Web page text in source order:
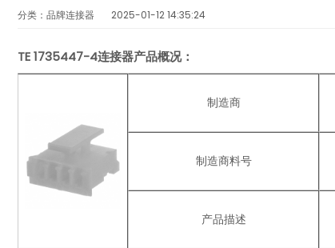
分类：品牌连接器 2025-01-12 14:35:24
TE 1735447-4连接器产品概况：
制造商
制造商料号
产品描述